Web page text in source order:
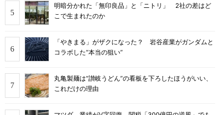
明暗分かれた「無印良品」と「ニトリ」 2社の差はど
こで生まれたのか
「やきまる」がザクになった？ 岩谷産業がガンダムと
コラボした“本当の狙い”
丸亀製麺は“讃岐うどん”の看板を下ろしたほうがいい、
これだけの理由